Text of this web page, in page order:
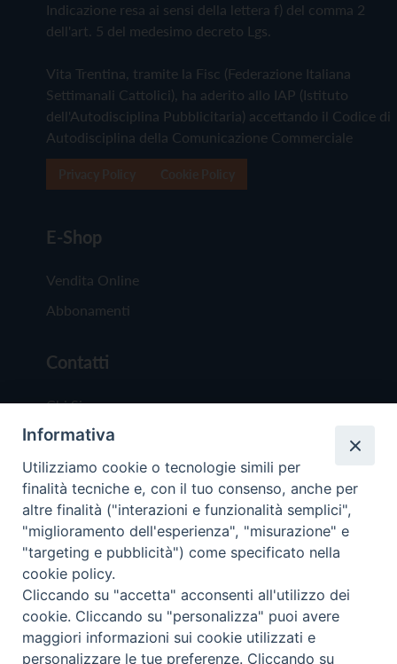
Indicazione resa ai sensi della lettera f) del comma 2
dell'art. 5 del medesimo decreto Lgs.
Vita Trentina, tramite la Fisc (Federazione Italiana
Settimanali Cattolici), ha aderito allo IAP (Istituto
dell'Autodisciplina Pubblicitaria) accettando il Codice di
Autodisciplina della Comunicazione Commerciale
E-Shop
Vendita Online
Abbonamenti
Contatti
Chi Siamo
Redazione
Scrivici
Copyright © 2019 - Tutti i diritti riservati - Vita
Trentina Editrice
Privacy Policy
Informativa
Utilizziamo cookie o tecnologie simili per
finalità tecniche e, con il tuo consenso, anche per
altre finalità ("interazioni e funzionalità semplici",
"miglioramento dell'esperienza", "misurazione" e
"targeting e pubblicità") come specificato nella
cookie policy.
Cliccando su "accetta" acconsenti all'utilizzo dei
cookie. Cliccando su "personalizza" puoi avere
maggiori informazioni sui cookie utilizzati e
personalizzare le tue preferenze. Cliccando su